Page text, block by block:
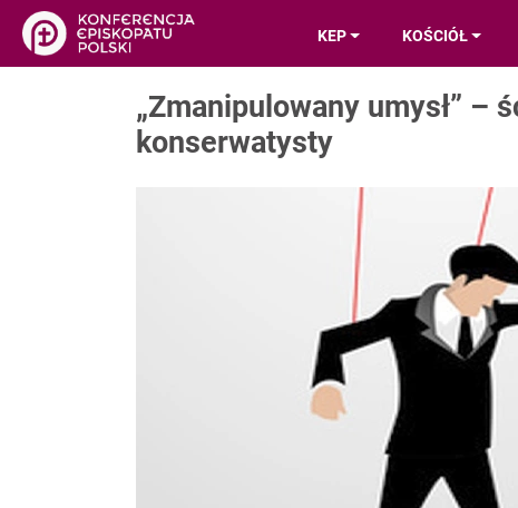
KEP KOŚCIÓŁ
„Zmanipulowany umysł” –
konserwatysty